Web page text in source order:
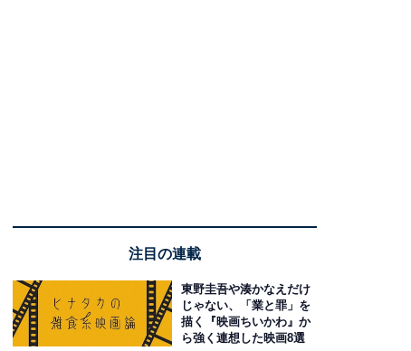
注目の連載
東野圭吾や湊かなえだけ
じゃない、「業と罪」を
描く『映画ちいかわ』か
ら強く連想した映画8選